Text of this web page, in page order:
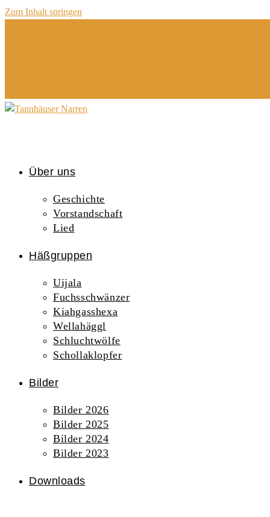
Zum Inhalt springen
Über uns
Geschichte
Vorstandschaft
Lied
Häßgruppen
Uijala
Fuchsschwänzer
Kiahgasshexa
Wellahäggl
Schluchtwölfe
Schollaklopfer
Bilder
Bilder 2026
Bilder 2025
Bilder 2024
Bilder 2023
Downloads